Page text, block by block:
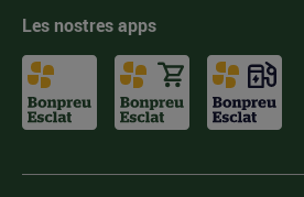
Les nostres apps